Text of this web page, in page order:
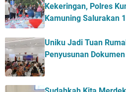
Kekeringan, Polres
Kamuning Salurakan
Uniku Jadi Tuan
Penyusunan